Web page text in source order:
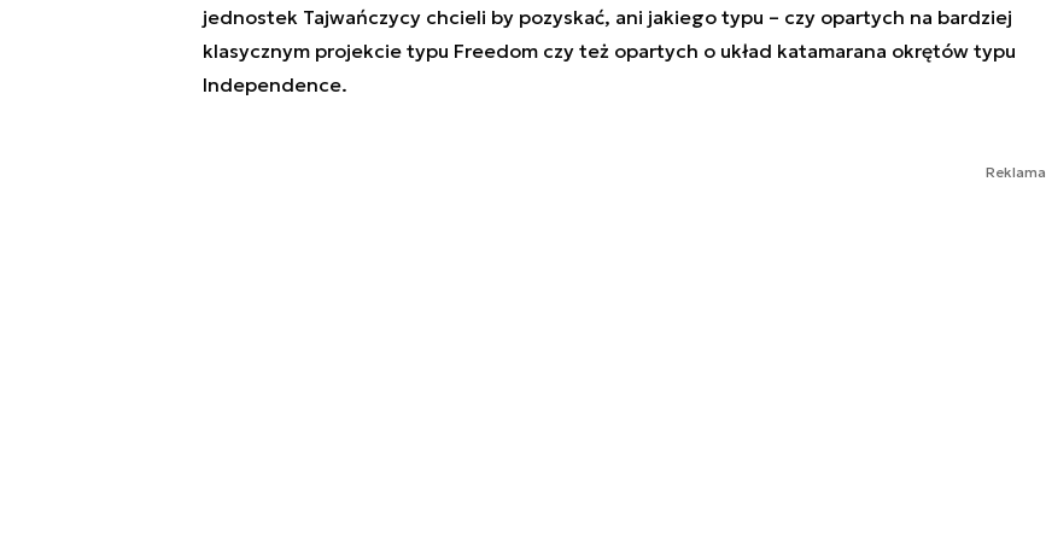
jednostek Tajwańczycy chcieli by pozyskać, ani jakiego typu – czy opartych na bardziej
klasycznym projekcie typu Freedom czy też opartych o układ katamarana okrętów typu
Independence.
Reklama